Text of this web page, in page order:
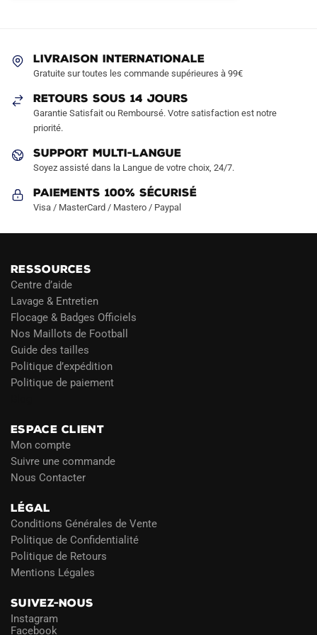
choisies
la
page
produit
page
LIVRAISON INTERNATIONALE
Gratuite sur toutes les commande supérieures à 99€
RETOURS SOUS 14 JOURS
Garantie Satisfait ou Remboursé. Votre satisfaction est notre
priorité.
SUPPORT MULTI-LANGUE
Soyez assisté dans la Langue de votre choix, 24/7.
Paiements 100% Sécurisé
Visa / MasterCard / Mastero / Paypal
RESSOURCES
Centre d’aide
Lavage & Entretien
Flocage & Badges Officiels
Nos Maillots de Football
Guide des tailles
Politique d’expédition
Politique de paiement
ESPACE CLIENT
Mon compte
Suivre une commande
Nous Contacter
LÉGAL
Conditions Générales de Vente
Politique de Confidentialité
Politique de Retours
Mentions Légales
SUIVEZ-NOUS
Instagram
Facebook